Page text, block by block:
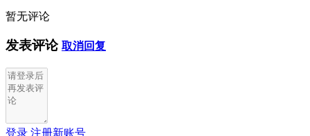
暂无评论
发表评论 取消回复
登录 注册新账号